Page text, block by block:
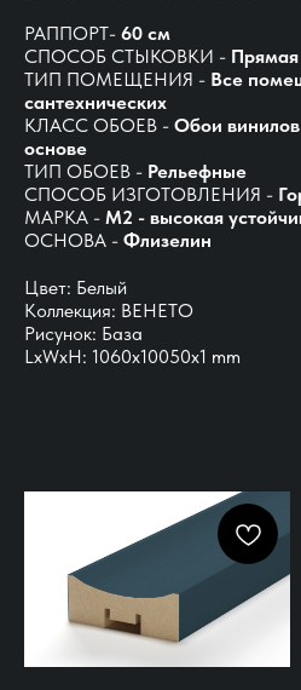
РАППОРТ- 60 см
СПОСОБ СТЫКОВКИ - Прямая
ТИП ПОМЕЩЕНИЯ - Все
сантехнических
КЛАСС ОБОЕВ - Обои
основе
ТИП ОБОЕВ - Рельефные
СПОСОБ ИЗГОТОВЛЕНИЯ -
МАРКА - М2 - высокая
ОСНОВА - Флизелин
Цвет: Белый
Коллекция: ВЕНЕТО
Рисунок: База
LxWxH: 1060x10050x1 mm